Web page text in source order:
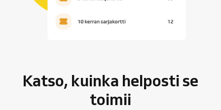
Katso, kuinka helposti se
toimii